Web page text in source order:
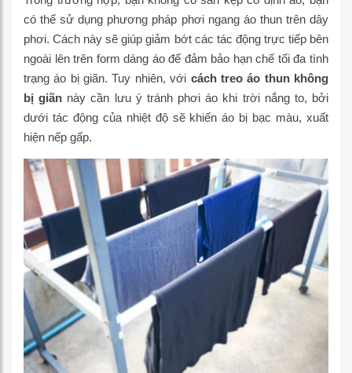
có thể sử dụng phương pháp phơi ngang áo thun trên dây
phơi. Cách này sẽ giúp giảm bớt các tác động trực tiếp bên
ngoài lên trên form dáng áo để đảm bảo hạn chế tối đa tình
trạng áo bị giãn. Tuy nhiên, với cách treo áo thun không
bị giãn này cần lưu ý tránh phơi áo khi trời nắng to, bởi
dưới tác động của nhiệt độ sẽ khiến áo bị bạc màu, xuất
hiện nếp gấp.